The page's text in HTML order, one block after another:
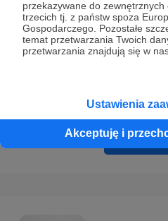
przekazywane do
trzecich tj. z państw spoza
Gospodarczego. Pozostałe
temat przetwarzania Twoich
przetwarzania znajdują się w
Ustawienia
Akceptuję i
informacji handlowych -
zmieniona w ustawieniach
Cofnij